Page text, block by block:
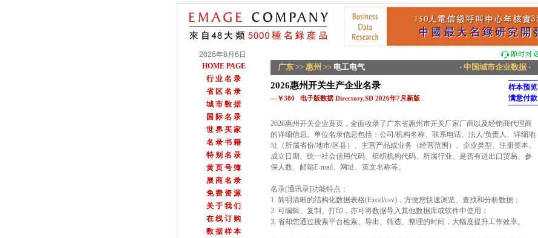
2026年8月6日
HOME PAGE
行 业 名 录
省 区 名 录
城 市 数 据
国 际 名 录
世 界 买 家
名 录 书 籍
特 别 名 录
黄 页 号 簿
展 商 名 录
免 费 资 源
关 于 我 们
在 线 订 购
数 据 样 本
广东 >> 惠州 >> 电工电气 · 中国城市企业数据 ·
2026惠州开关生产企业名录
—￥380 电子版数据 Directory.SD 2026年7月新版
样本预览
满意付款
2026惠州开关企业黄页，全面收录了广东省惠州市开关厂家厂商以及经销商代理商
的详细信息。单位名录信息包括：公司/机构名称、联系电话、法人/负责人、详细地
址（所属省份/地市/区县）、主营产品或业务（经营范围）、企业类型、注册资本、
成立日期、统一社会信用代码、组织机构代码、所属行业、是否有进出口贸易、参
保人数、邮箱E-mail、网址、英文名称等。
名录[通讯录]功能特点：
1. 简明清晰的结构化数据表格(Excel/csv)，方便您快速浏览、查找和分析数据；
2. 可编辑、复制、打印，亦可将数据导入其他数据库或软件中使用；
3. 省却您通过搜索平台检索、导出、筛选、整理的时间，大幅度提升工作效率。